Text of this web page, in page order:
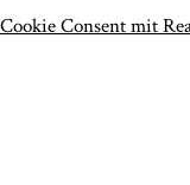
Cookie Consent mit